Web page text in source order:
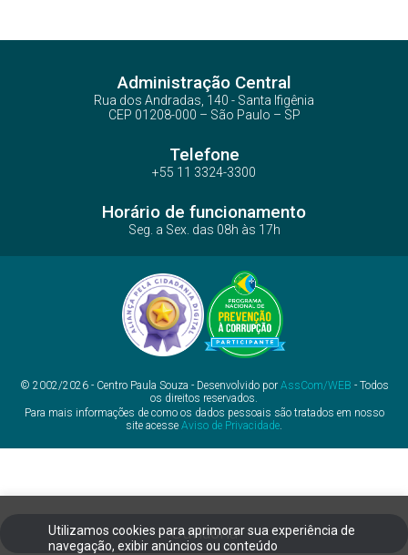
Utilizamos cookies para aprimorar sua experiência de
navegação, exibir anúncios ou conteúdo
Administração Central
Rua dos Andradas, 140 - Santa Ifigênia
CEP 01208-000 – São Paulo – SP
Telefone
+55 11 3324-3300
Horário de funcionamento
Seg. a Sex. das 08h às 17h
© 2002/2026 - Centro Paula Souza - Desenvolvido por AssCom/WEB - Todos
os direitos reservados.
Para mais informações de como os dados pessoais são tratados em nosso
site acesse Aviso de Privacidade.
Ouvidoria